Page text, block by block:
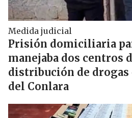
Medida judicial
Prisión domiciliaria
manejaba dos centros
distribución de drogas
del Conlara